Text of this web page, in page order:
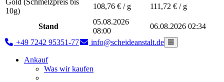
Gold (Schmelzpreis bis
10g)
108,76 € / g 111,72 € / g
Stand
05.08.2026
08:00
06.08.2026 02:34
+49 7242 95351-77 info@scheideanstalt.de
Ankauf
Was wir kaufen